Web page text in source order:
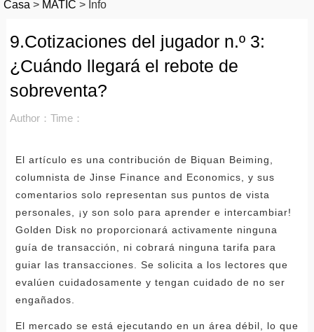
Casa > MATIC > Info
9.Cotizaciones del jugador n.º 3:
¿Cuándo llegará el rebote de
sobreventa?
Author： Time：
El artículo es una contribución de Biquan Beiming,
columnista de Jinse Finance and Economics, y sus
comentarios solo representan sus puntos de vista
personales, ¡y son solo para aprender e intercambiar!
Golden Disk no proporcionará activamente ninguna
guía de transacción, ni cobrará ninguna tarifa para
guiar las transacciones. Se solicita a los lectores que
evalúen cuidadosamente y tengan cuidado de no ser
engañados.
El mercado se está ejecutando en un área débil, lo que